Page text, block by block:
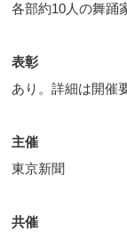
各部約10人の舞踊
表彰
あり。詳細は開催
主催
東京新聞
共催